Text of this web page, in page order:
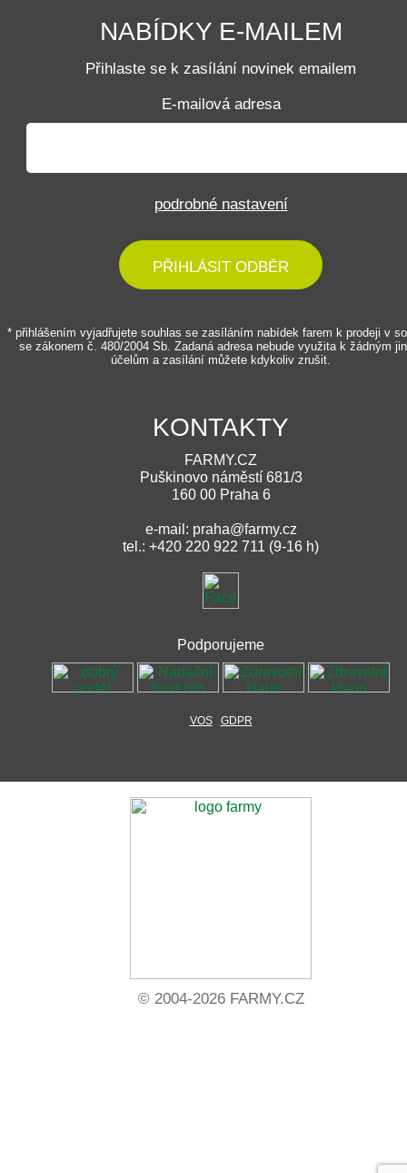
NABÍDKY E-MAILEM
Přihlaste se k zasílání novinek emailem
E-mailová adresa
podrobné nastavení
PŘIHLÁSIT ODBĚR
* přihlášením vyjadřujete souhlas se zasíláním nabídek farem k prodeji v
se zákonem č. 480/2004 Sb. Zadaná adresa nebude využita k žádným
účelům a zasílání můžete kdykoliv zrušit.
KONTAKTY
FARMY.CZ
Puškinovo náměstí 681/3
160 00 Praha 6
e-mail: praha@farmy.cz
tel.: +420 220 922 711 (9-16 h)
Podporujeme
VOS GDPR
© 2004-2026 FARMY.CZ